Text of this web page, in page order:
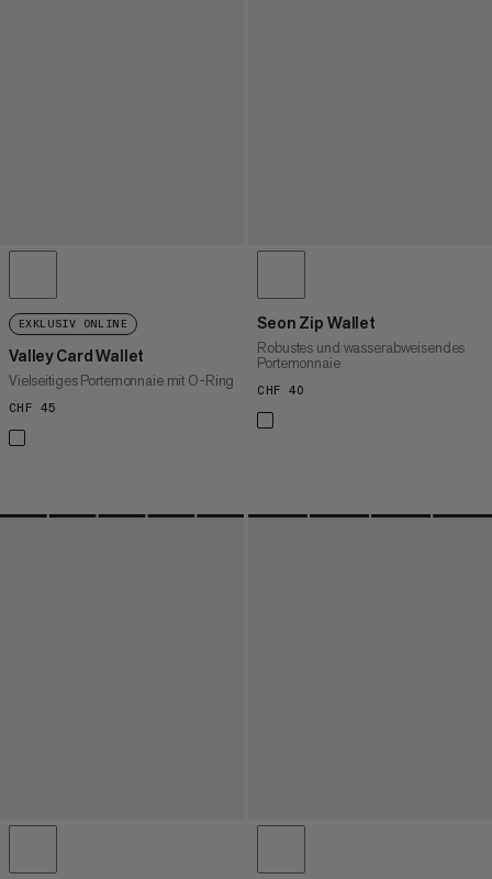
EXKLUSIV ONLINE
Valley Card Wallet
Vielseitiges Portemonnaie mit O-Ring
CHF 45
Seon Zip Wallet
Robustes und wasserabweisendes
Portemonnaie
CHF 40